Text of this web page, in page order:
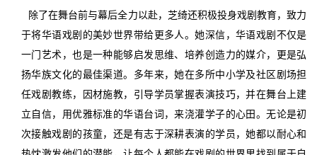
除了在舞台前与幕后全力以赴，芝绮还积极投身戏剧教育，致力
于将华语戏剧的美妙世界带给更多人。她深信，华语戏剧不仅是
一门艺术，也是一种能够启发思维、培养创造力的媒介，更是弘
扬华族文化的最佳渠道。多年来，她在多所中小学及社区剧场担
任戏剧教练，因材施教，引导学员掌握表演技巧，并在舞台上建
立自信，用优雅标准的华语台词，来浇灌学子的心田。无论是初
次接触戏剧的孩童，还是有志于深耕表演的学员，她都以耐心和